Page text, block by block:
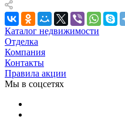
Каталог недвижимости
Отделка
Компания
Контакты
Правила акции
Мы в соцсетях